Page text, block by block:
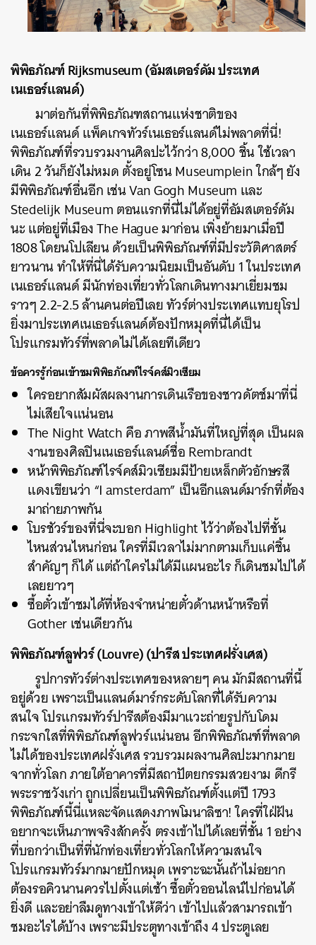
พิพิธภัณฑ์ Rijksmuseum (อัมสเตอร์ดัม ประเทศ
เนเธอร์แลนด์)
มาต่อกันที่พิพิธภัณฑสถานแห่งชาติของ
เนเธอร์แลนด์ แพ็คเกจทัวร์เนเธอร์แลนด์ไม่พลาดที่นี่!
พิพิธภัณฑ์ที่รวบรวมงานศิลปะไว้กว่า 8,000 ชิ้น ใช้เวลา
เดิน 2 วันก็ยังไม่หมด ตั้งอยู่โซน Museumplein ใกล้ๆ ยัง
มีพิพิธภัณฑ์อื่นอีก เช่น Van Gogh Museum และ
Stedelijk Museum ตอนแรกที่นี่ไม่ได้อยู่ที่อัมสเตอร์ดัม
นะ แต่อยู่ที่เมือง The Hague มาก่อน เพิ่งย้ายมาเมื่อปี
1808 โดยนโปเลียน ด้วยเป็นพิพิธภัณฑ์ที่มีประวัติศาสตร์
ยาวนาน ทำให้ที่นี่ได้รับความนิยมเป็นอันดับ 1 ในประเทศ
เนเธอร์แลนด์ มีนักท่องเที่ยวทั่วโลกเดินทางมาเยี่ยมชม
ราวๆ 2.2-2.5 ล้านคนต่อปีเลย ทัวร์ต่างประเทศแทบยุโรป
ยิ่งมาประเทศเนเธอร์แลนด์ต้องปักหมุดที่นี่ได้เป็น
โปรแกรมทัวร์ที่พลาดไม่ได้เลยทีเดียว
ข้อควรรู้ก่อนเข้าชมพิพิธภัณฑ์ไรจ์คส์มิวเซียม
ใครอยากสัมผัสผลงานการเดินเรือของชาวดัตช์มาที่นี่
ไม่เสียใจแน่นอน
The Night Watch คือ ภาพสีน้ำมันที่ใหญ่ที่สุด เป็นผล
งานของศิลปินเนเธอร์แลนด์ชื่อ Rembrandt
หน้าพิพิธภัณฑ์ไรจ์คส์มิวเซียมมีป้ายเหล็กตัวอักษรสี
แดงเขียนว่า “I amsterdam” เป็นอีกแลนด์มาร์กที่ต้อง
มาถ่ายภาพกัน
โบรชัวร์ของที่นี่จะบอก Highlight ไว้ว่าต้องไปที่ชั้น
ไหนส่วนไหนก่อน ใครที่มีเวลาไม่มากตามเก็บแค่ชิ้น
สำคัญๆ ก็ได้ แต่ถ้าใครไม่ได้มีแผนอะไร ก็เดินชมไปได้
เลยยาวๆ
ซื้อตั๋วเข้าชมได้ที่ห้องจำหน่ายตั๋วด้านหน้าหรือที่
Gother เช่นเดียวกัน
พิพิธภัณฑ์ลูฟวร์ (Louvre) (ปารีส ประเทศฝรั่งเศส)
รูปการทัวร์ต่างประเทศของหลายๆ คน มักมีสถานที่นี้
อยู่ด้วย เพราะเป็นแลนด์มาร์กระดับโลกที่ได้รับความ
สนใจ โปรแกรมทัวร์ปารีสต้องมีมาแวะถ่ายรูปกับโดม
กระจกใสที่พิพิธภัณฑ์ลูฟวร์แน่นอน อีกพิพิธภัณฑ์ที่พลาด
ไม่ได้ของประเทศฝรั่งเศส รวบรวมผลงานศิลปะมากมาย
จากทั่วโลก ภายใต้อาคารที่มีสถาปัตยกรรมสวยงาม ดีกรี
พระราชวังเก่า ถูกเปลี่ยนเป็นพิพิธภัณฑ์ตั้งแต่ปี 1793
พิพิธภัณฑ์นี้นี่แหละจัดแสดงภาพโมนาลิซา! ใครที่ใฝ่ฝัน
อยากจะเห็นภาพจริงสักครั้ง ตรงเข้าไปได้เลยที่ชั้น 1 อย่าง
ที่บอกว่าเป็นที่ที่นักท่องเที่ยวทั่วโลกให้ความสนใจ
โปรแกรมทัวร์มากมายปักหมุด เพราะฉะนั้นถ้าไม่อยาก
ต้องรอคิวนานควรไปตั้งแต่เช้า ซื้อตั๋วออนไลน์ไปก่อนได้
ยิ่งดี และอย่าลืมดูทางเข้าให้ดีว่า เข้าไปแล้วสามารถเข้า
ชมอะไรได้บ้าง เพราะมีประตูทางเข้าถึง 4 ประตูเลย